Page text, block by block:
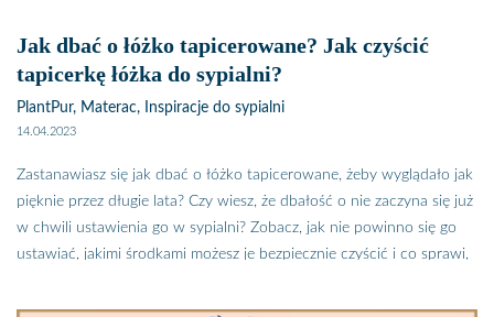
pozostają. Nocne przypadki dzieci to jedno, a jak często zdarzyło Ci
się podczas obfitej miesiączki poplamić prześcieradło i materac?
Plamy z krwi są znacznie trudniejsze do usunięcia, a ich kolor, kiedy
zaschną, budzą różne skojarzenia. Jeśli masz małe dziecko, które lubi
z tobą spać, lub zdarza Ci się, że w trudne dni poplamić łóżko,
koniecznie zobacz jak skutecznie chronić materac przed
zabrudzeniem.
Jak dbać o łóżko tapicerowane? Jak czyścić
tapicerkę łóżka do sypialni?
PlantPur, Materac, Inspiracje do sypialni
14.04.2023
Zastanawiasz się jak dbać o łóżko tapicerowane, żeby wyglądało jak
pięknie przez długie lata? Czy wiesz, że dbałość o nie zaczyna się już
w chwili ustawienia go w sypialni? Zobacz, jak nie powinno się go
ustawiać, jakimi środkami możesz je bezpiecznie czyścić i co sprawi,
sposoby na czyszczenie tapicerowanego łóżka i pikowanego